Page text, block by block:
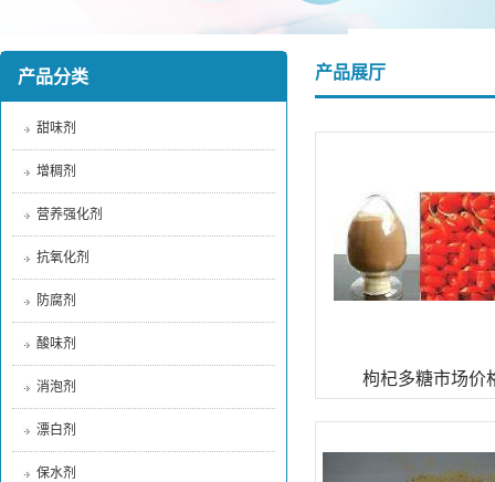
产品分类
甜味剂
增稠剂
营养强化剂
抗氧化剂
防腐剂
酸味剂
消泡剂
漂白剂
保水剂
产品展厅
枸杞多糖市场价